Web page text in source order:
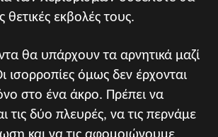
θετικές εκβολές τους.
θα υπάρχουν τα αρνητικά μαζί
ισορροπίες όμως δεν έρχονται
στο ένα άκρο. Πρέπει να
τις δύο πλευρές, να τις περνάμε